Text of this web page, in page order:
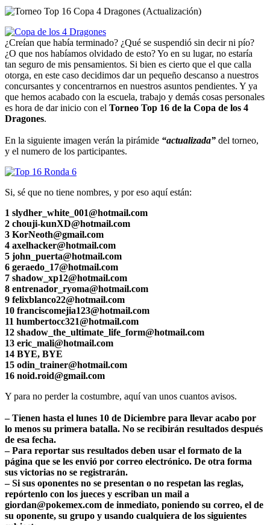
¿Creían que había terminado? ¿Qué se suspendió sin decir ni pío?
¿O que nos habíamos olvidado de esto? Yo en su lugar, no estaría
tan seguro de mis pensamientos. Si bien es cierto que el que calla
otorga, en este caso decidimos dar un pequeño descanso a nuestros
concursantes y concentrarnos en nuestros asuntos pendientes. Y ya
que hemos acabado con la escuela, trabajo y demás cosas personales
es hora de dar inicio con el Torneo Top 16 de la Copa de los 4
Dragones.
En la siguiente imagen verán la pirámide “actualizada” del torneo,
y el numero de los participantes.
Si, sé que no tiene nombres, y por eso aquí están:
1 slydher_white_001@hotmail.com
2 chouji-kunXD@hotmail.com
3 KorNeoth@gmail.com
4 axelhacker@hotmail.com
5 john_puerta@hotmail.com
6 geraedo_17@hotmail.com
7 shadow_xp12@hotmail.com
8 entrenador_ryoma@hotmail.com
9 felixblanco22@hotmail.com
10 franciscomejia123@hotmail.com
11 humbertocc321@hotmail.com
12 shadow_the_ultimate_life_form@hotmail.com
13 eric_mali@hotmail.com
14 BYE, BYE
15 odin_trainer@hotmail.com
16 noid.roid@gmail.com
Y para no perder la costumbre, aquí van unos cuantos avisos.
– Tienen hasta el lunes 10 de Diciembre para llevar acabo por
lo menos su primera batalla. No se recibirán resultados después
de esa fecha.
– Para reportar sus resultados deben usar el formato de la
página que se les envió por correo electrónico. De otra forma
sus victorias no se registrarán.
– Si sus oponentes no se presentan o no respetan las reglas,
repórtenlo con los jueces y escriban un mail a
giordan@pokemex.com de inmediato, poniendo su correo, el de
su oponente, su grupo y usando cualquiera de los siguientes